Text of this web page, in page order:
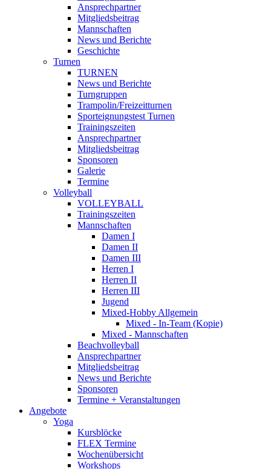
Ansprechpartner
Mitgliedsbeitrag
Mannschaften
News und Berichte
Geschichte
Turnen
TURNEN
News und Berichte
Turngruppen
Trampolin/Freizeitturnen
Sporteignungstest Turnen
Trainingszeiten
Ansprechpartner
Mitgliedsbeitrag
Sponsoren
Galerie
Termine
Volleyball
VOLLEYBALL
Trainingszeiten
Mannschaften
Damen I
Damen II
Damen III
Herren I
Herren II
Herren III
Jugend
Mixed-Hobby Allgemein
Mixed - In-Team (Kopie)
Mixed - Mannschaften
Beachvolleyball
Ansprechpartner
Mitgliedsbeitrag
News und Berichte
Sponsoren
Termine + Veranstaltungen
Angebote
Yoga
Kursblöcke
FLEX Termine
Wochenübersicht
Workshops